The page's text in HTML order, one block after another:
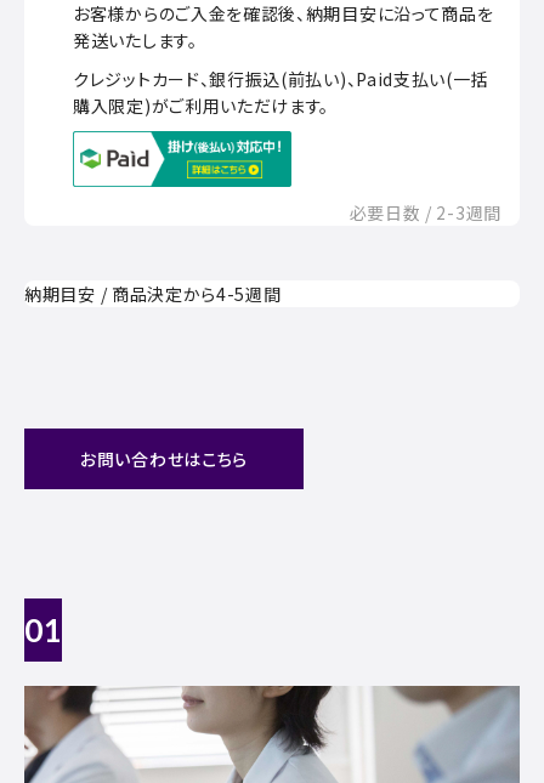
お客様からのご入金を確認後、納期目安に沿って商品を
発送いたします。
クレジットカード、銀行振込(前払い)、Paid支払い(一括
購入限定)がご利用いただけます。
必要日数 / 2-3週間
納期目安 / 商品決定から4-5週間
お問い合わせはこちら
01